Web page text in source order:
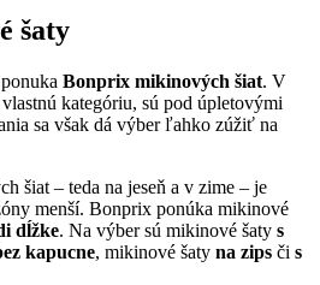
šaty
Bonprix mikinových šiat. V
kategóriu, sú pod úpletovými
sa však dá výber ľahko zúžiť na
šiat – teda na jeseň a v zime – je
menší. Bonprix ponúka mikinové
dĺžke. Na výber sú mikinové šaty s
kapucne, mikinové šaty na zips či s